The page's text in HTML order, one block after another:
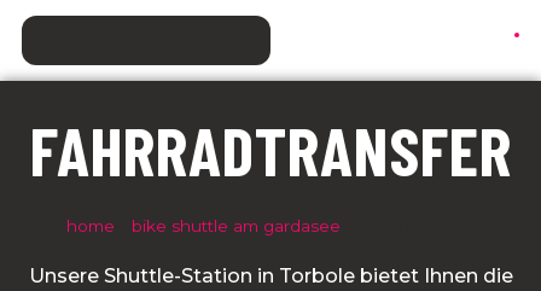
FAHRRADTRANSFER
home bike shuttle am gardasee
Unsere Shuttle-Station in Torbole bietet Ihnen die